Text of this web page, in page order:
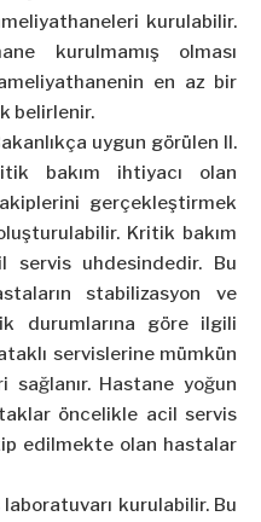
kurulabilir.
kurulmamış olması
en az bir
belirlenir.
uygun görülen II.
bakım ihtiyacı olan
gerçekleştirmek
Kritik bakım
servis uhdesindedir. Bu
stabilizasyon ve
durumlarına göre ilgili
servislerine mümkün
sağlanır. Hastane yoğun
öncelikle acil servis
edilmekte olan hastalar
kurulabilir. Bu